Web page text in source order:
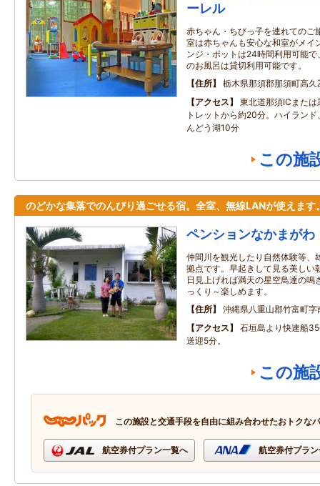
ーレル
赤ちゃん・ちびっ子を連れてのご
室は赤ちゃんも安心な和室がメイ
ンジ・ポットは24時間利用可能
のお風呂は貸切利用可能です。
住所
栃木県那須郡那須町高
アクセス
東北道那須ICまた
トレットから約20分。ハイラン
んどう湖10分
この施
のどかな集落でのんびり過ごせる宿。全室、無線LANが使えます
ペンションなかまがわ
仲間川を観光したり自然体験等、
拠点です。早起きして見る美しい
日見上げれば満天の星空鳥達の鳴
っくり～楽しめます。
住所
沖縄県八重山郡竹富町字
アクセス
石垣島より快速船
送迎5分。
この施
この施設と交通手段を自由に組み合わせたおトクな
航空券付プラン一覧へ 航空券付プラ